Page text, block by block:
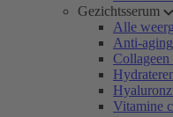
Gezichtsserum
Alle
Anti-
Collageen
Vitamine